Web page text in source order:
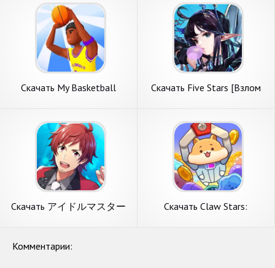
Скачать My Basketball
Скачать Five Stars [Взлом
Скачать アイドルマスター
Скачать Claw Stars:
Комментарии: